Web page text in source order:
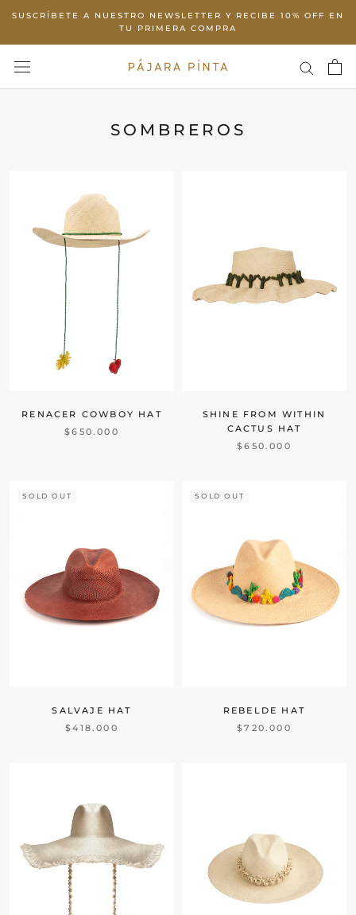
content
SUSCRÍBETE A NUESTRO NEWSLETTER Y RECIBE 10% OFF EN
TU PRIMERA COMPRA
SOMBREROS
RENACER COWBOY HAT
$650.000
SHINE FROM WITHIN
CACTUS HAT
$650.000
SOLD OUT
SALVAJE HAT
$418.000
SOLD OUT
REBELDE HAT
$720.000